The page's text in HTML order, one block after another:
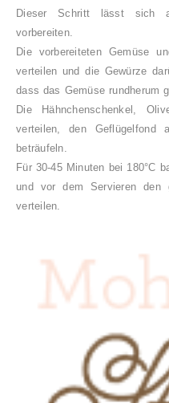
Dieser Schritt lässt sich
vorbereiten.
Die vorbereiteten Gemüse
verteilen und die Gewürze
dass das Gemüse rundherum
Die Hähnchenschenkel,
verteilen, den Geflügelfond
beträufeln.
Für 30-45 Minuten bei 180°C
und vor dem Servieren den
verteilen.